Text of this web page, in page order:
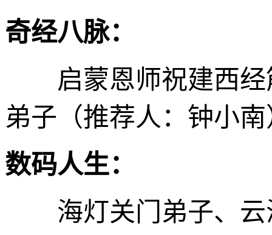
奇经八脉：
启蒙恩师祝建西经
弟子（推荐人：钟小南
数码人生：
海灯关门弟子、云